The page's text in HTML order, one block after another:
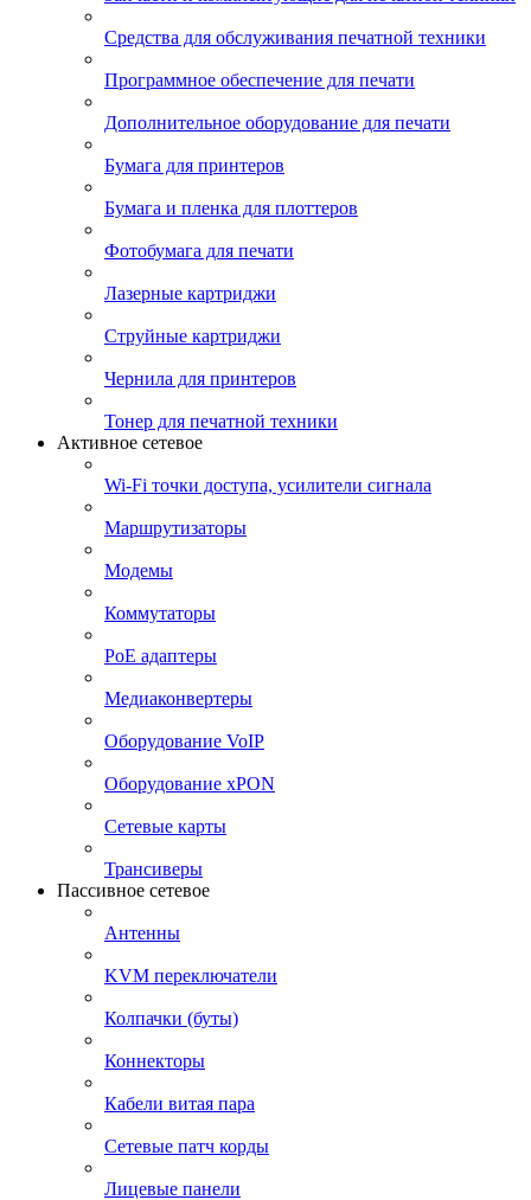
Средства для обслуживания печатной техники
Программное обеспечение для печати
Дополнительное оборудование для печати
Бумага для принтеров
Бумага и пленка для плоттеров
Фотобумага для печати
Лазерные картриджи
Струйные картриджи
Чернила для принтеров
Тонер для печатной техники
Активное сетевое
Wi-Fi точки доступа, усилители сигнала
Маршрутизаторы
Модемы
Коммутаторы
PoE адаптеры
Медиаконвертеры
Оборудование VoIP
Оборудование xPON
Сетевые карты
Трансиверы
Пассивное сетевое
Антенны
KVM переключатели
Колпачки (буты)
Коннекторы
Кабели витая пара
Сетевые патч корды
Лицевые панели